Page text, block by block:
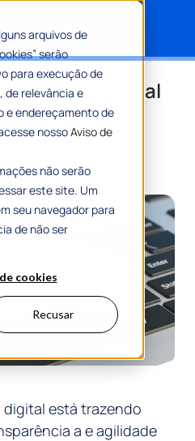
arquivos de
serão
para execução de
de relevância e
e endereçamento de
nossoAviso de
não serão
este site. Um
seu navegador para
de não ser
cookies
Recusar
digital
municipal
está trazendo
a e agilidade